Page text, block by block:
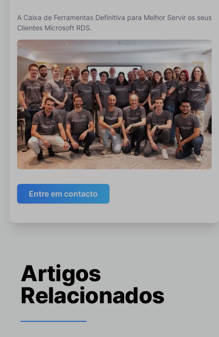
A Caixa de Ferramentas Definitiva para Melhor Servir os seus
Clientes Microsoft RDS.
Entre em contacto
Artigos
Relacionados